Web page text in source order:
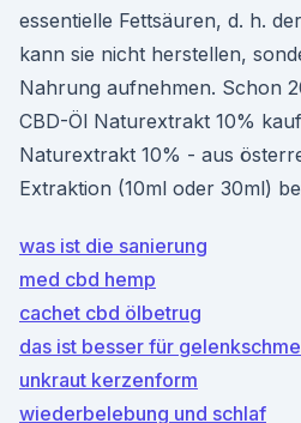
essentielle Fettsäuren, d. h.
kann sie nicht herstellen,
Nahrung aufnehmen. Schon
CBD-Öl Naturextrakt 10%
Naturextrakt 10% - aus
Extraktion (10ml oder 30ml)
was ist die sanierung
med cbd hemp
cachet cbd ölbetrug
das ist besser für
unkraut kerzenform
wiederbelebung und schlaf